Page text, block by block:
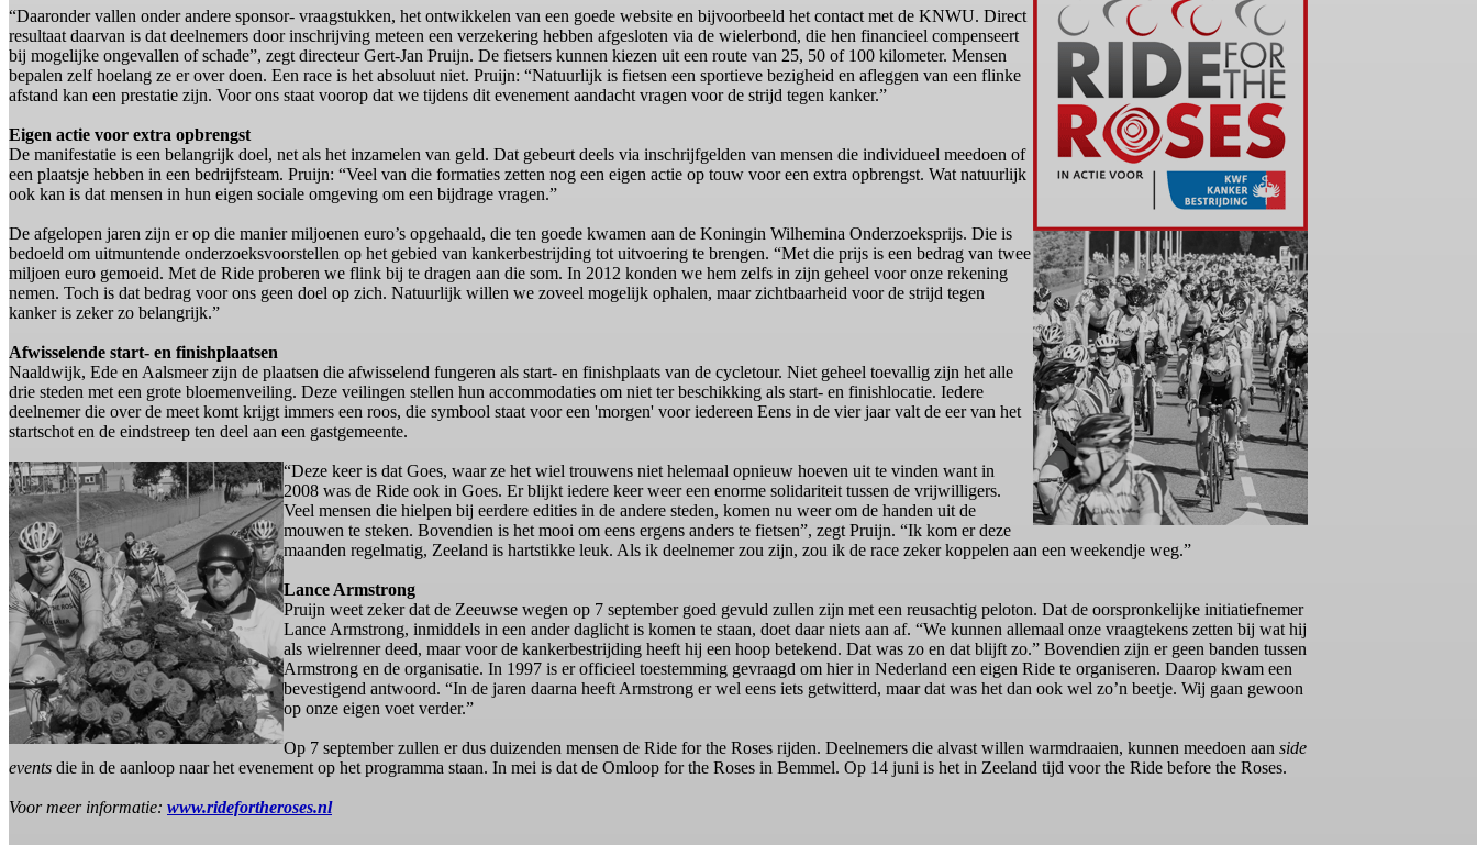
“Daaronder vallen onder andere sponsor- vraagstukken, het ontwikkelen van een goede website en bijvoorbeeld het contact met de KNWU. Direct
resultaat daarvan is dat deelnemers door inschrijving meteen een verzekering hebben afgesloten via de wielerbond, die hen financieel compenseert
bij mogelijke ongevallen of schade”, zegt directeur Gert-Jan Pruijn. De fietsers kunnen kiezen uit een route van 25, 50 of 100 kilometer. Mensen
bepalen zelf hoelang ze er over doen. Een race is het absoluut niet. Pruijn: “Natuurlijk is fietsen een sportieve bezigheid en afleggen van een flinke
afstand kan een prestatie zijn. Voor ons staat voorop dat we tijdens dit evenement aandacht vragen voor de strijd tegen kanker.”
Eigen actie voor extra opbrengst
De manifestatie is een belangrijk doel, net als het inzamelen van geld. Dat gebeurt deels via inschrijfgelden van mensen die individueel meedoen of
een plaatsje hebben in een bedrijfsteam. Pruijn: “Veel van die formaties zetten nog een eigen actie op touw voor een extra opbrengst. Wat natuurlijk
ook kan is dat mensen in hun eigen sociale omgeving om een bijdrage vragen.”
De afgelopen jaren zijn er op die manier miljoenen euro’s opgehaald, die ten goede kwamen aan de Koningin Wilhemina Onderzoeksprijs. Die is
bedoeld om uitmuntende onderzoeksvoorstellen op het gebied van kankerbestrijding tot uitvoering te brengen. “Met die prijs is een bedrag van twee
miljoen euro gemoeid. Met de Ride proberen we flink bij te dragen aan die som. In 2012 konden we hem zelfs in zijn geheel voor onze rekening
nemen. Toch is dat bedrag voor ons geen doel op zich. Natuurlijk willen we zoveel mogelijk ophalen, maar zichtbaarheid voor de strijd tegen
kanker is zeker zo belangrijk.”
Afwisselende start- en finishplaatsen
Naaldwijk, Ede en Aalsmeer zijn de plaatsen die afwisselend fungeren als start- en finishplaats van de cycletour. Niet geheel toevallig zijn het alle
drie steden met een grote bloemenveiling. Deze veilingen stellen hun accommodaties om niet ter beschikking als start- en finishlocatie. Iedere
deelnemer die over de meet komt krijgt immers een roos, die symbool staat voor een 'morgen' voor iedereen Eens in de vier jaar valt de eer van het
startschot en de eindstreep ten deel aan een gastgemeente.
“Deze keer is dat Goes, waar ze het wiel trouwens niet helemaal opnieuw hoeven uit te vinden want in
2008 was de Ride ook in Goes. Er blijkt iedere keer weer een enorme solidariteit tussen de vrijwilligers.
Veel mensen die hielpen bij eerdere edities in de andere steden, komen nu weer om de handen uit de
mouwen te steken. Bovendien is het mooi om eens ergens anders te fietsen”, zegt Pruijn. “Ik kom er deze
maanden regelmatig, Zeeland is hartstikke leuk. Als ik deelnemer zou zijn, zou ik de race zeker koppelen aan een weekendje weg.”
Lance Armstrong
Pruijn weet zeker dat de Zeeuwse wegen op 7 september goed gevuld zullen zijn met een reusachtig peloton. Dat de oorspronkelijke initiatiefnemer
Lance Armstrong, inmiddels in een ander daglicht is komen te staan, doet daar niets aan af. “We kunnen allemaal onze vraagtekens zetten bij wat hij
als wielrenner deed, maar voor de kankerbestrijding heeft hij een hoop betekend. Dat was zo en dat blijft zo.” Bovendien zijn er geen banden tussen
Armstrong en de organisatie. In 1997 is er officieel toestemming gevraagd om hier in Nederland een eigen Ride te organiseren. Daarop kwam een
bevestigend antwoord. “In de jaren daarna heeft Armstrong er wel eens iets getwitterd, maar dat was het dan ook wel zo’n beetje. Wij gaan gewoon
op onze eigen voet verder.”
Op 7 september zullen er dus duizenden mensen de Ride for the Roses rijden. Deelnemers die alvast willen warmdraaien, kunnen meedoen aan side
events die in de aanloop naar het evenement op het programma staan. In mei is dat de Omloop for the Roses in Bemmel. Op 14 juni is het in Zeeland tijd voor the Ride before the Roses.
Voor meer informatie: www.ridefortheroses.nl